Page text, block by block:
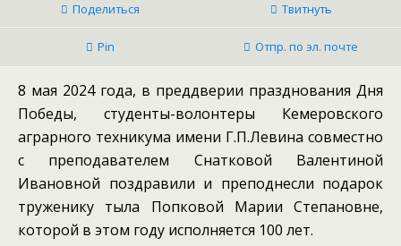
Поделиться Твитнуть
Pin Отпр. по эл. почте
8 мая 2024 года, в преддверии празднования Дня
Победы, студенты-волонтеры Кемеровского
аграрного техникума имени Г.П.Левина совместно
с преподавателем Снатковой Валентиной
Ивановной поздравили и преподнесли подарок
труженику тыла Попковой Марии Степановне,
которой в этом году исполняется 100 лет.